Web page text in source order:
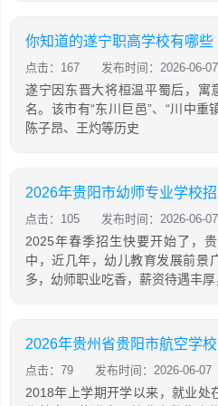
你知道的遂宁职高学校有哪些
点击：167 发布时间：2026-06-07
遂宁因东晋大将桓温平蜀后，寓
名。该市有“东川巨邑”、“川中重
陈子昂、王灼等历史
2026年贵阳市幼师专业学校
点击：105 发布时间：2026-06-07
2025年春季招生快要开始了，
中，近几年，幼儿教育发展前景
多，幼师职业吃香，薪资待遇丰厚
2026年贵州省贵阳市航空学
点击：79 发布时间：2026-06-07
2018年上学期开学以来，就业处